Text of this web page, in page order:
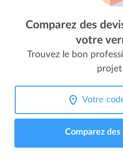
Comparez des
votre
Trouvez le bon
Comparez des